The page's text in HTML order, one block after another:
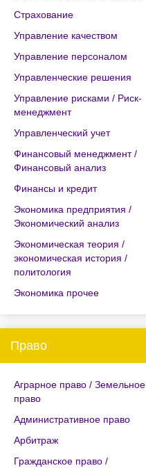
Страхование
Управление качеством
Управление персоналом
Управленческие решения
Управление рисками / Риск-
менеджмент
Управленческий учет
Финансовый менеджмент /
Финансовый анализ
Финансы и кредит
Экономика предприятия /
Экономический анализ
Экономическая теория /
экономическая история /
политология
Экономика прочее
Право
Аграрное право / Земельное
право
Административное право
Арбитраж
Гражданское право /